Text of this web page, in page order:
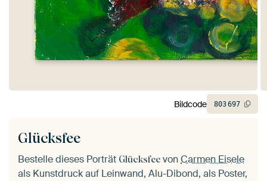
Glücksfee
Bestelle dieses Porträt Glücksfee vonCarmen Eisele
als Kunstdruck auf Leinwand, Alu-Dibond, als Poster,
Bildcode 803697